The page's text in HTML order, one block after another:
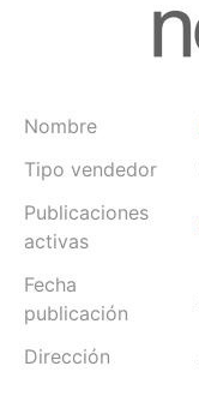
Nombre
Tipo vendedor
Publicaciones
activas
Fecha
publicación
Dirección